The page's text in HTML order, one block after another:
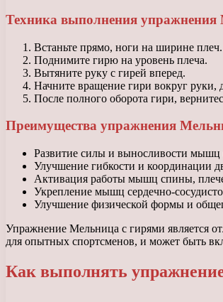
Техника выполнения
Встаньте прямо, ноги на ширине
Поднимите гирю на уровень плеча.
Вытяните руку с гирей вперед.
Начните вращение гири вокруг руки,
После полного оборота гири,
Преимущества упражнения
Развитие силы и выносливости мышц
Улучшение гибкости и координации
Активация работы мышц спины,
Укрепление мышц сердечно-
Улучшение физической формы и
Упражнение Мельница с гирями является
для опытных спортсменов, и может быть
Как выполнять